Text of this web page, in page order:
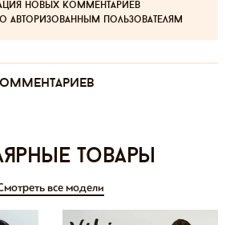
новых комментариев
авторизованным пользователям
товары
все модели